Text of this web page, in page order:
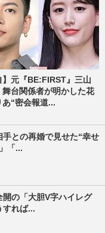
】元『BE:FIRST』三山
舞台関係者が明かした花
あ“密会報道...
との再婚で見せた“幸せ
「...
の「大胆V字ハイレグ
すれば...